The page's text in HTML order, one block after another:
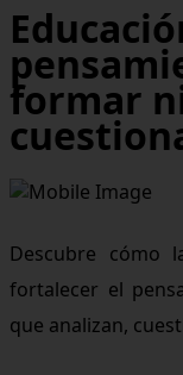
formar
Descubre cómo
fortalecer el
que analizan,